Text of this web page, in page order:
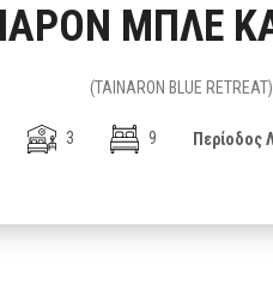
ΜΠΛΕ
(TAINARON BLUE RETREAT)
3
9 Περίοδος